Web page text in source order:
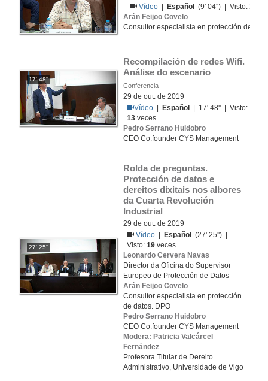
Vídeo
Español (9' 04'') | Visto:149
Arán Feijoo Covelo
Consultor especialista en protección de
17' 48''
Recompilación de redes Wifi.
Análise do escenario
Conferencia
29 de out. de 2019
Vídeo
Español
| 17' 48'' | Visto:
13 veces
Pedro Serrano Huidobro
CEO Co.founder CYS Management
27' 25''
Rolda de preguntas.
Protección de datos e
dereitos dixitais nos albores
da Cuarta Revolución
Industrial
29 de out. de 2019
Vídeo
Español
(27' 25'') |
Visto:19 veces
Leonardo Cervera Navas
Director da Oficina do Supervisor
Europeo de Protección de Datos
Arán Feijoo Covelo
Consultor especialista en protección
de datos. DPO
Pedro Serrano Huidobro
CEO Co.founder CYS Management
Modera: Patricia Valcárcel
Fernández
Profesora Titular de Dereito
Administrativo, Universidade de Vigo